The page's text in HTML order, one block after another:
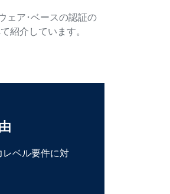
ェア･ベースの認証の
紹介しています。
ベル要件に対